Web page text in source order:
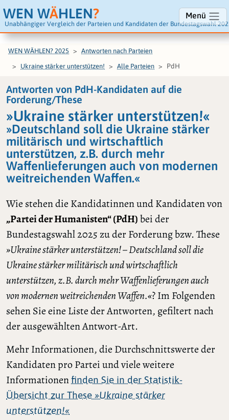
WEN WÄHLEN?
Unabhängiger Vergleich der Parteien und Kandidaten der Bundestagswahl
Menü
WEN WÄHLEN? 2025 Antworten nach Parteien
Ukraine stärker unterstützen! Alle Parteien PdH
Antworten von PdH-Kandidaten auf die
Forderung/These
»Ukraine stärker unterstützen!«
»Deutschland soll die Ukraine stärker
militärisch und wirtschaftlich
unterstützen, z.B. durch mehr
Waffenlieferungen auch von modernen
weitreichenden Waffen.«
Wie stehen die Kandidatinnen und Kandidaten von
„Partei der Humanisten“ (PdH)bei der
Bundestagswahl 2025 zu der Forderung bzw. These
»Ukraine stärker unterstützen! – Deutschland soll die
Ukraine stärker militärisch und wirtschaftlich
unterstützen, z.B. durch mehr Waffenlieferungen auch
von modernen weitreichenden Waffen.«? Im Folgenden
sehen Sie eine Liste der Antworten, gefiltert nach
der ausgewählten Antwort-Art.
Mehr Informationen, die Durchschnittswerte der
Kandidaten pro Partei und viele weitere
Informationenfinden Sie in der Statistik-
Übersicht zur These »Ukraine stärker
unterstützen!«